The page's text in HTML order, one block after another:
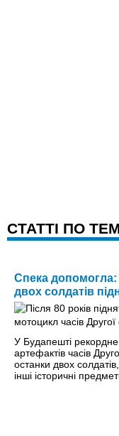
CТАТТІ ПО
Спека допомогла:
двох солдатів
У Будапешті
артефактів часів
останки двох
інші історичні